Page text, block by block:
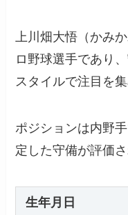
上川畑大悟（かみ
ロ野球選手であり
スタイルで注目を
ポジションは内野
定した守備が評価さ
生年月日